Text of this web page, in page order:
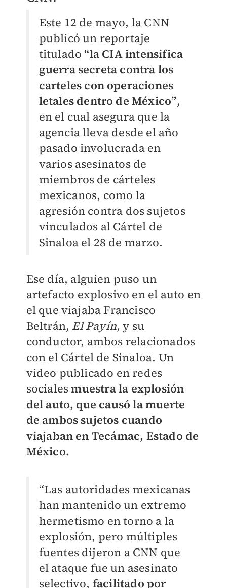
Este 12 de mayo, la CNN
publicó un reportaje
titulado“la CIA intensifica
guerra secreta contra los
carteles con operaciones
letales dentro de México”,
en el cual asegura que la
agencia lleva desde el año
pasado involucrada en
varios asesinatos de
miembros de cárteles
mexicanos, como la
agresión contra dos sujetos
vinculados al Cártel de
Sinaloa el 28 de marzo.
Ese día, alguien puso un
artefacto explosivo en el auto en
el que viajaba Francisco
Beltrán, El Payín, y su
conductor, ambos relacionados
con el Cártel de Sinaloa. Un
video publicado en redes
socialesmuestra la explosión
del auto, que causó la muerte
de ambos sujetos cuando
viajaban en Tecámac, Estado de
México.
“Las autoridades mexicanas
han mantenido un extremo
hermetismo en torno a la
explosión, pero múltiples
fuentes dijeron a CNN que
el ataque fue un asesinato
selectivo, facilitado por